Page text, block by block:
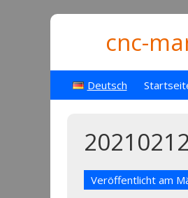
cnc-
Deutsch
Veröffentlicht am